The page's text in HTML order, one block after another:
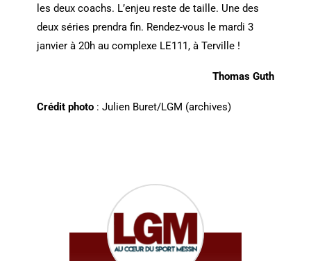
les deux coachs. L’enjeu reste de taille. Une des
deux séries prendra fin. Rendez-vous le mardi 3
janvier à 20h au complexe LE111, à Terville !
Thomas Guth
Crédit photo: Julien Buret/LGM (archives)